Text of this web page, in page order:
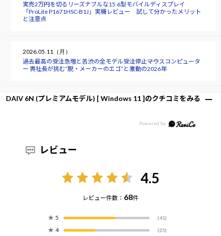
実売2万円を切るリーズナブルな15.6型モバイルディスプレイ
「ProLite P1671HSC-B1J」実機レビュー 試して分かったメリット
と注意点
2026.05.11（月）
過去最高の受注急増と苦渋の全モデル受注停止――マウスコンピュータ
ー 軣社長が挑む“脱・メーカーのエゴ”と激動の2026年
DAIV 6N (プレミアムモデル) [ Windows 11 ]のクチコミをみる
レビュー
4.5
レビュー件数： 68件
★ 5 (41)
★ 4 (25)